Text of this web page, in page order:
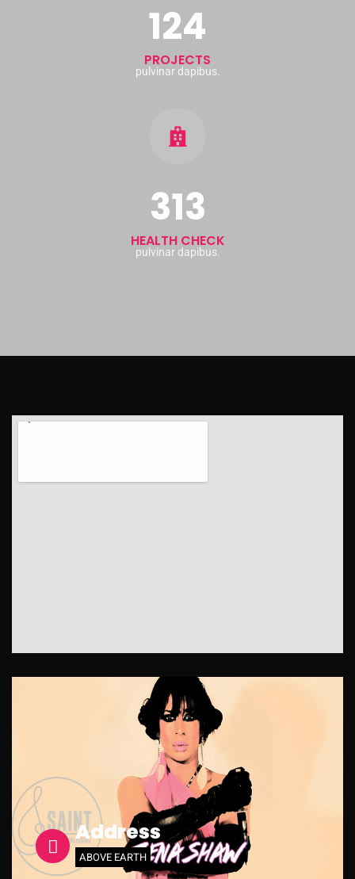
PROJECTS
124
pulvinar dapibus.
HEALTH CHECK
313
pulvinar dapibus.
Address
ABOVE EARTH